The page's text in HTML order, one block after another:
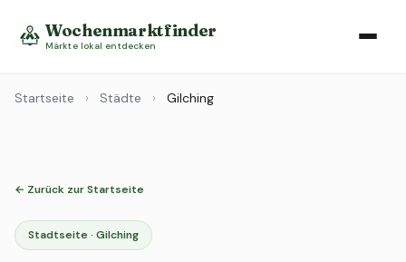
Wochenmarktfinder
Märkte lokal entdecken
Startseite › Städte › Gilching
← Zurück zur Startseite
Stadtseite · Gilching